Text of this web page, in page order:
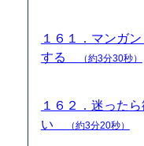
１６１．マンガ
する
（約3分30秒）
１６２．迷った
い
（約3分20秒）